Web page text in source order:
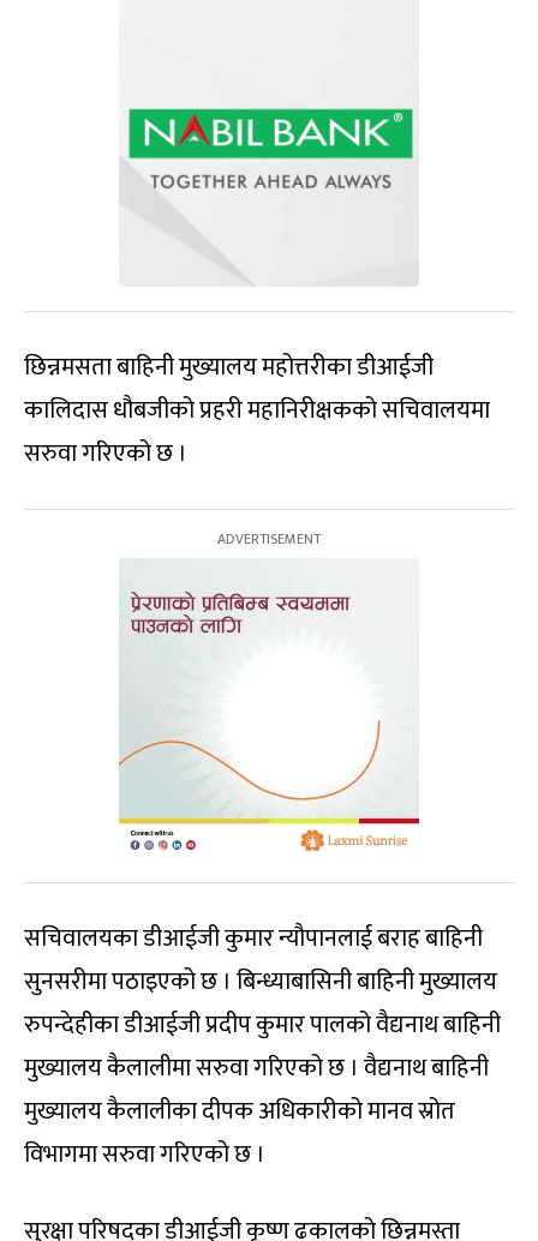
छिन्नमसता बाहिनी मुख्यालय महोत्तरीका डीआईजी
कालिदास धौबजीको प्रहरी महानिरीक्षकको सचिवालयमा
सरुवा गरिएको छ ।
सचिवालयका डीआईजी कुमार न्यौपानलाई बराह बाहिनी
सुनसरीमा पठाइएको छ । बिन्ध्याबासिनी बाहिनी मुख्यालय
रुपन्देहीका डीआईजी प्रदीप कुमार पालको वैद्यनाथ बाहिनी
मुख्यालय कैलालीमा सरुवा गरिएको छ । वैद्यनाथ बाहिनी
मुख्यालय कैलालीका दीपक अधिकारीको मानव स्रोत
विभागमा सरुवा गरिएको छ ।
सुरक्षा परिषद्का डीआईजी कृष्ण ढकालको छिन्नमस्ता